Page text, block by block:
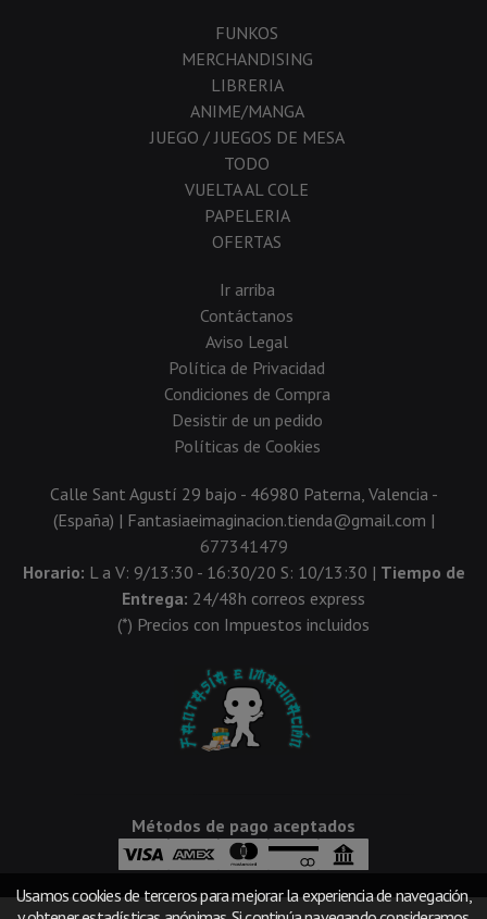
FUNKOS
MERCHANDISING
LIBRERIA
ANIME/MANGA
JUEGO / JUEGOS DE MESA
TODO
VUELTA AL COLE
PAPELERIA
OFERTAS
Ir arriba
Contáctanos
Aviso Legal
Política de Privacidad
Condiciones de Compra
Desistir de un pedido
Políticas de Cookies
Calle Sant Agustí 29 bajo - 46980 Paterna, Valencia -
(España) | Fantasiaeimaginacion.tienda@gmail.com |
677341479
Horario: L a V: 9/13:30 - 16:30/20 S: 10/13:30 | Tiempo de
Entrega: 24/48h correos express
(*) Precios con Impuestos incluidos
Métodos de pago aceptados
Usamos cookies de terceros para mejorar la experiencia de navegación,